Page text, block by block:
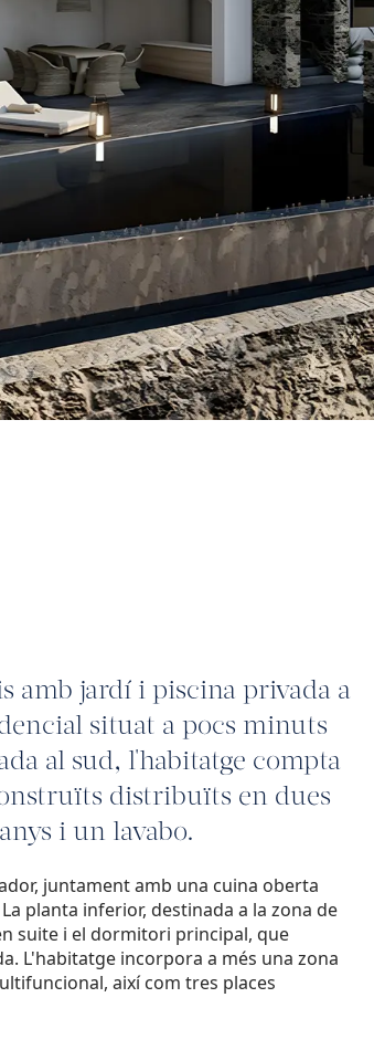
amb jardí i piscina privada a
situat a pocs minuts
al sud, l'habitatge compta
distribuïts en dues
i un lavabo.
juntament amb una cuina oberta
planta inferior, destinada a la zona de
suite i el dormitori principal, que
L'habitatge incorpora a més una zona
així com tres places